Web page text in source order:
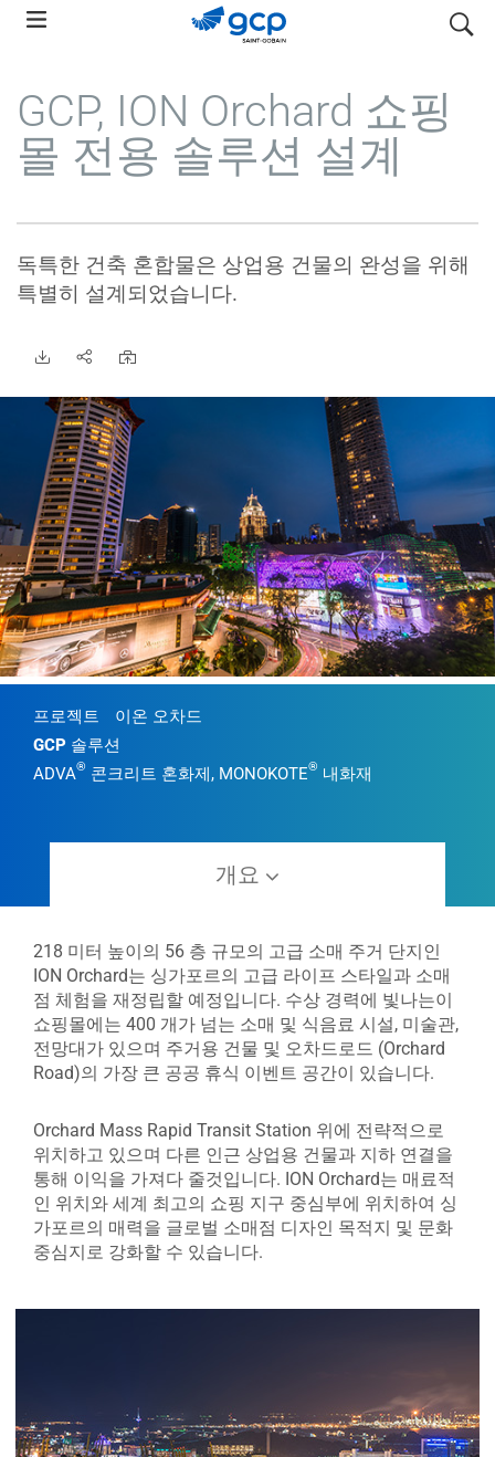
Skip
navigation
search
GCP, ION Orchard 쇼핑
몰 전용 솔루션 설계
독특한 건축 혼합물은 상업용 건물의 완성을 위해
특별히 설계되었습니다.
프로젝트
이온 오차드
GCP 솔루션
ADVA® 콘크리트 혼화제, MONOKOTE® 내화재
개요
218 미터 높이의 56 층 규모의 고급 소매 주거 단지인
ION Orchard는 싱가포르의 고급 라이프 스타일과 소매
점 체험을 재정립할 예정입니다. 수상 경력에 빛나는이
쇼핑몰에는 400 개가 넘는 소매 및 식음료 시설, 미술관,
전망대가 있으며 주거용 건물 및 오차드로드 (Orchard
Road)의 가장 큰 공공 휴식 이벤트 공간이 있습니다.
Orchard Mass Rapid Transit Station 위에 전략적으로
위치하고 있으며 다른 인근 상업용 건물과 지하 연결을
통해 이익을 가져다 줄것입니다. ION Orchard는 매료적
인 위치와 세계 최고의 쇼핑 지구 중심부에 위치하여 싱
가포르의 매력을 글로벌 소매점 디자인 목적지 및 문화
중심지로 강화할 수 있습니다.